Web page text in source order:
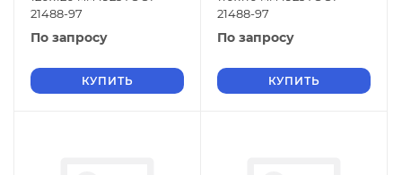
21488-97
По запросу
КУПИТЬ
21488-97
По запросу
КУПИТЬ